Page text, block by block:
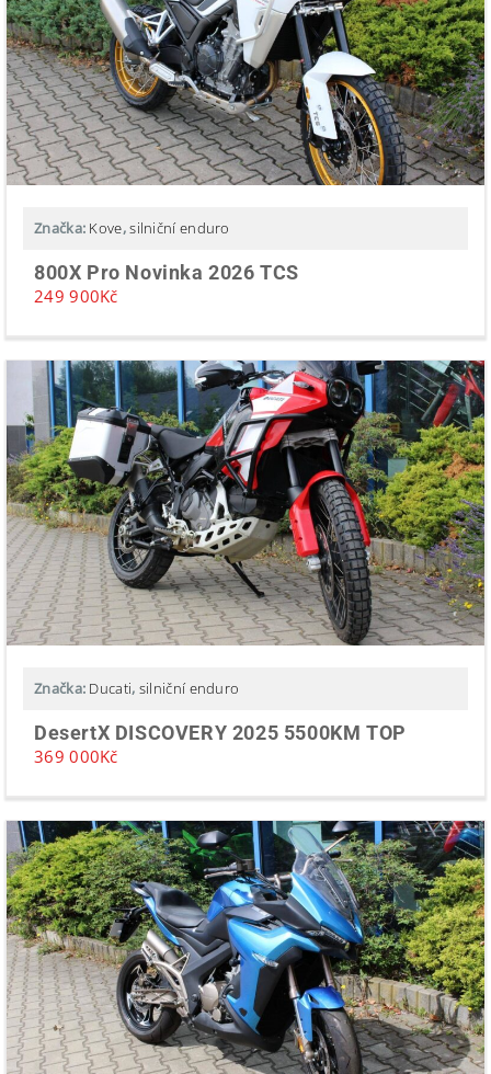
Značka: Kove,silniční enduro
800X Pro Novinka 2026 TCS
249 900Kč
Značka: Ducati, silniční enduro
DesertX DISCOVERY 2025 5500KM TOP
369 000Kč